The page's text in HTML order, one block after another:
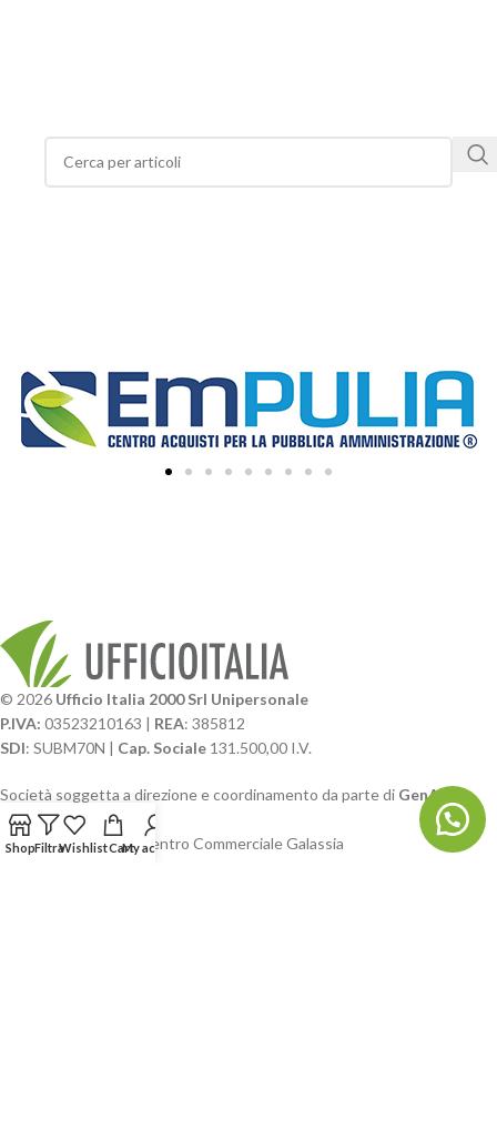
© 2026 Ufficio Italia 2000 Srl Unipersonale
P.IVA: 03523210163 | REA: 385812
SDI: SUBM70N | Cap. Sociale 131.500,00 I.V.
Società soggetta a direzione e coordinamento da parte di GenALFA
Holding srl
Via A. Ponti n. 4 – Centro Commerciale Galassia
ShopFiltraWishlistCartMy account